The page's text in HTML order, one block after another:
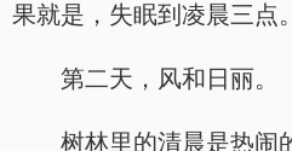
果就是，失眠到凌晨三点。
第二天，风和日丽。
树林里的清晨是热闹